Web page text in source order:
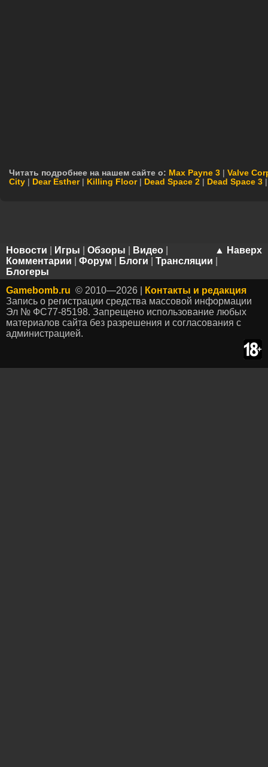
Читать подробнее на нашем сайте о: Max Payne 3
Valve
City
Dear Esther| Killing Floor| Dead Space 2 Dead Space 3
▲ Наверх
Новости Игры Обзоры Видео
Комментарии
Форум Блоги Трансляции
Блогеры
Gamebomb.ru © 2010—2026 |
Контакты и редакция
Запись о регистрации средства массовой информации
Эл № ФС77-85198. Запрещено использование любых
материалов сайта без разрешения и согласования с
администрацией.